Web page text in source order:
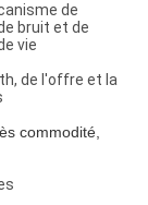
de
bruit et de
vie
de l'offre et la
commodité,